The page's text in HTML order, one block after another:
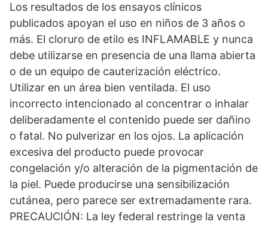
Los resultados de los ensayos clínicos
publicados apoyan el uso en niños de 3 años o
más. El cloruro de etilo es INFLAMABLE y nunca
debe utilizarse en presencia de una llama abierta
o de un equipo de cauterización eléctrico.
Utilizar en un área bien ventilada. El uso
incorrecto intencionado al concentrar o inhalar
deliberadamente el contenido puede ser dañino
o fatal. No pulverizar en los ojos. La aplicación
excesiva del producto puede provocar
congelación y/o alteración de la pigmentación de
la piel. Puede producirse una sensibilización
cutánea, pero parece ser extremadamente rara.
PRECAUCIÓN: La ley federal restringe la venta